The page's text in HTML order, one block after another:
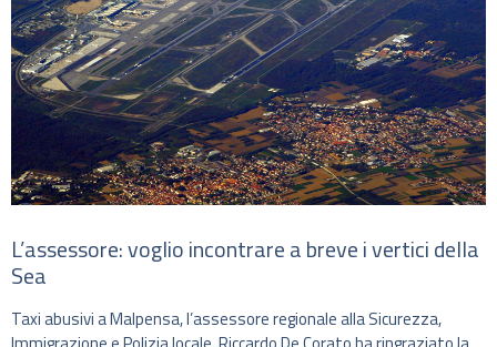
L’assessore: voglio incontrare a breve i vertici della
Sea
Taxi abusivi a Malpensa, l’assessore regionale alla Sicurezza,